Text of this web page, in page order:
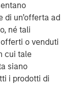
di un’offerta ad
né tali
o venduti
cui tale
siano
i prodotti di
a great
additional
and
strategic
in helping us
member as